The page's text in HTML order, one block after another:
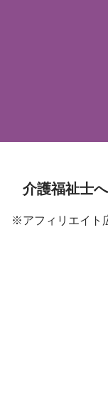
介護福祉士
※アフィリエイト